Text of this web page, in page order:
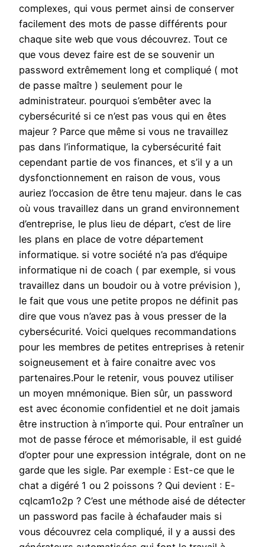
complexes, qui vous permet ainsi de conserver
facilement des mots de passe différents pour
chaque site web que vous découvrez. Tout ce
que vous devez faire est de se souvenir un
password extrêmement long et compliqué ( mot
de passe maître ) seulement pour le
administrateur. pourquoi s’embêter avec la
cybersécurité si ce n’est pas vous qui en êtes
majeur ? Parce que même si vous ne travaillez
pas dans l’informatique, la cybersécurité fait
cependant partie de vos finances, et s’il y a un
dysfonctionnement en raison de vous, vous
auriez l’occasion de être tenu majeur. dans le cas
où vous travaillez dans un grand environnement
d’entreprise, le plus lieu de départ, c’est de lire
les plans en place de votre département
informatique. si votre société n’a pas d’équipe
informatique ni de coach ( par exemple, si vous
travaillez dans un boudoir ou à votre prévision ),
le fait que vous une petite propos ne définit pas
dire que vous n’avez pas à vous presser de la
cybersécurité. Voici quelques recommandations
pour les membres de petites entreprises à retenir
soigneusement et à faire conaitre avec vos
partenaires.Pour le retenir, vous pouvez utiliser
un moyen mnémonique. Bien sûr, un password
est avec économie confidentiel et ne doit jamais
être instruction à n’importe qui. Pour entraîner un
mot de passe féroce et mémorisable, il est guidé
d’opter pour une expression intégrale, dont on ne
garde que les sigle. Par exemple : Est-ce que le
chat a digéré 1 ou 2 poissons ? Qui devient : E-
cqlcam1o2p ? C’est une méthode aisé de détecter
un password pas facile à échafauder mais si
vous découvrez cela compliqué, il y a aussi des